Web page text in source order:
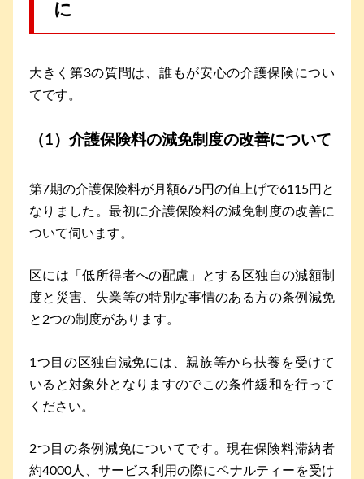
に
大きく第3の質問は、誰もが安心の介護保険につい
てです。
（1）介護保険料の減免制度の改善について
第7期の介護保険料が月額675円の値上げで6115円と
なりました。最初に介護保険料の減免制度の改善に
ついて伺います。
区には「低所得者への配慮」とする区独自の減額制
度と災害、失業等の特別な事情のある方の条例減免
と2つの制度があります。
1つ目の区独自減免には、親族等から扶養を受けて
いると対象外となりますのでこの条件緩和を行って
ください。
2つ目の条例減免についてです。現在保険料滞納者
約4000人、サービス利用の際にペナルティーを受け